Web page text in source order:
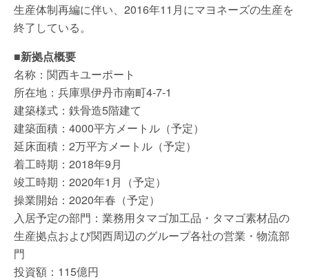
生産体制再編に伴い、2016年11月にマヨネーズの生産を
終了している。
■新拠点概要
名称：関西キユーポート
所在地：兵庫県伊丹市南町4-7-1
建築様式：鉄骨造5階建て
建築面積：4000平方メートル（予定）
延床面積：2万平方メートル（予定）
着工時期：2018年9月
竣工時期：2020年1月（予定）
操業開始：2020年春（予定）
入居予定の部門：業務用タマゴ加工品・タマゴ素材品の
生産拠点および関西周辺のグループ各社の営業・物流部
門
投資額：115億円